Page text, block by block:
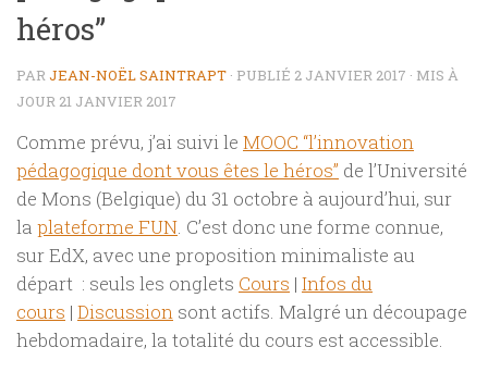
héros”
PARJEAN-NOËL SAINTRAPT · PUBLIÉ 2 JANVIER 2017 · MIS À
JOUR 21 JANVIER 2017
Comme prévu, j’ai suivi le MOOC “l’innovation
pédagogique dont vous êtes le héros” de l’Université
de Mons (Belgique) du 31 octobre à aujourd’hui, sur
la plateforme FUN. C’est donc une forme connue,
sur EdX, avec une proposition minimaliste au
départ : seuls les onglets Cours | Infos du
cours | Discussion sont actifs. Malgré un découpage
hebdomadaire, la totalité du cours est accessible.